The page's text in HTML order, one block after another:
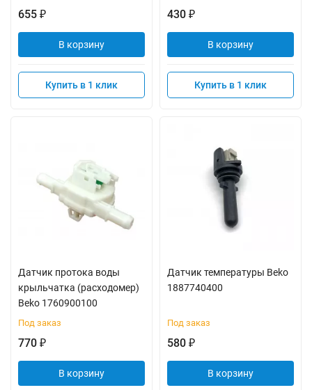
655 ₽
В корзину
Купить в 1 клик
430 ₽
В корзину
Купить в 1 клик
Датчик протока воды
крыльчатка (расходомер)
Beko 1760900100
Под заказ
770 ₽
В корзину
Датчик температуры Beko
1887740400
Под заказ
580 ₽
В корзину